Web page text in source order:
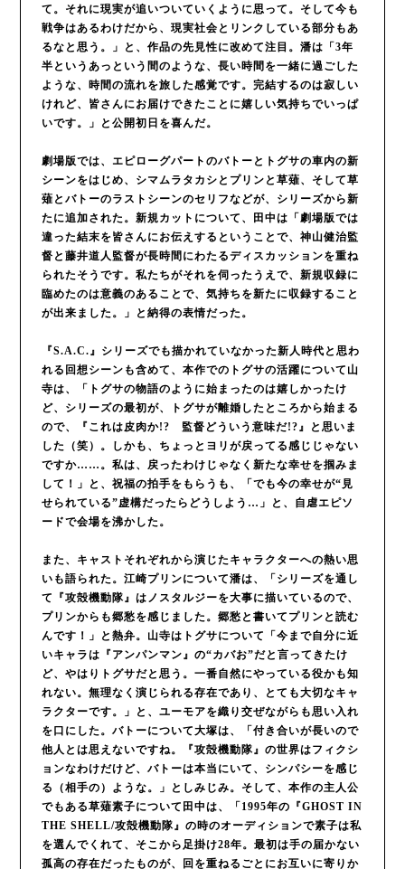
て。それに現実が追いついていくように思って。そして今も
戦争はあるわけだから、現実社会とリンクしている部分もあ
るなと思う。」と、作品の先見性に改めて注目。潘は「3年
半というあっという間のような、長い時間を一緒に過ごした
ような、時間の流れを旅した感覚です。完結するのは寂しい
けれど、皆さんにお届けできたことに嬉しい気持ちでいっぱ
いです。」と公開初日を喜んだ。
劇場版では、エピローグパートのバトーとトグサの車内の新
シーンをはじめ、シマムラタカシとプリンと草薙、そして草
薙とバトーのラストシーンのセリフなどが、シリーズから新
たに追加された。新規カットについて、田中は「劇場版では
違った結末を皆さんにお伝えするということで、神山健治監
督と藤井道人監督が長時間にわたるディスカッションを重ね
られたそうです。私たちがそれを伺ったうえで、新規収録に
臨めたのは意義のあることで、気持ちを新たに収録すること
が出来ました。」と納得の表情だった。
『S.A.C.』シリーズでも描かれていなかった新人時代と思わ
れる回想シーンも含めて、本作でのトグサの活躍について山
寺は、「トグサの物語のように始まったのは嬉しかったけ
ど、シリーズの最初が、トグサが離婚したところから始まる
ので、『これは皮肉か!? 監督どういう意味だ!?』と思いま
した（笑）。しかも、ちょっとヨリが戻ってる感じじゃない
ですか……。私は、戻ったわけじゃなく新たな幸せを掴みま
して！」と、祝福の拍手をもらうも、「でも今の幸せが“見
せられている”虚構だったらどうしよう…」と、自虐エピソ
ードで会場を沸かした。
また、キャストそれぞれから演じたキャラクターへの熱い思
いも語られた。江崎プリンについて潘は、「シリーズを通し
て『攻殻機動隊』はノスタルジーを大事に描いているので、
プリンからも郷愁を感じました。郷愁と書いてプリンと読む
んです！」と熱弁。山寺はトグサについて「今まで自分に近
いキャラは『アンパンマン』の“カバお”だと言ってきたけ
ど、やはりトグサだと思う。一番自然にやっている役かも知
れない。無理なく演じられる存在であり、とても大切なキャ
ラクターです。」と、ユーモアを織り交ぜながらも思い入れ
を口にした。バトーについて大塚は、「付き合いが長いので
他人とは思えないですね。『攻殻機動隊』の世界はフィクシ
ョンなわけだけど、バトーは本当にいて、シンパシーを感じ
る（相手の）ような。」としみじみ。そして、本作の主人公
でもある草薙素子について田中は、「1995年の『GHOST IN
THE SHELL/攻殻機動隊』の時のオーディションで素子は私
を選んでくれて、そこから足掛け28年。最初は手の届かない
孤高の存在だったものが、回を重ねるごとにお互いに寄りか